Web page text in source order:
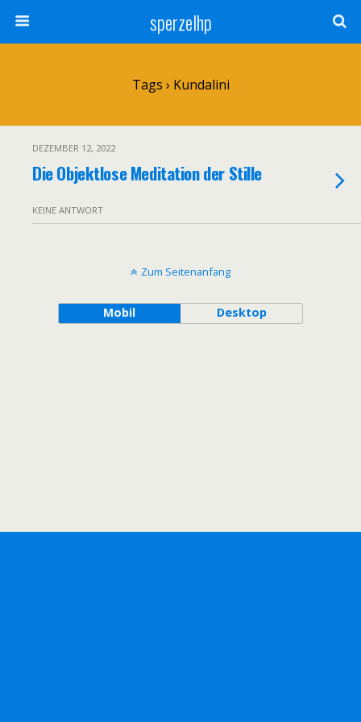
sperzelhp
Tags › Kundalini
DEZEMBER 12, 2022
Die Objektlose Meditation der Stille
KEINE ANTWORT
Zum Seitenanfang
Mobil Desktop